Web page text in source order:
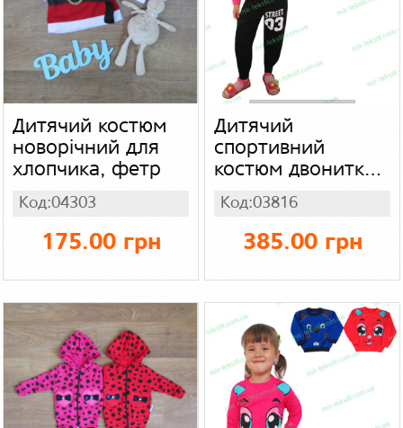
Дитячий костюм
новорічний для
хлопчика, фетр
Код:04303
175.00 грн
Дитячий
спортивний
костюм двонитка
турецький з
накатом
Код:03816
385.00 грн